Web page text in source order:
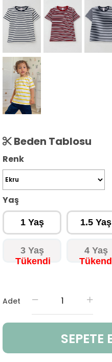
Beden Tablosu
Renk
Yaş
1 Yaş 1.5 Yaş
3 Yaş 4 Yaş
Adet